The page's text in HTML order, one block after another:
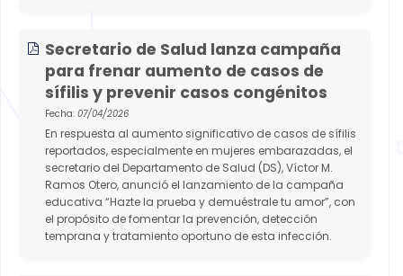
Secretario de Salud lanza campaña
para frenar aumento de casos de
sífilis y prevenir casos congénitos
Fecha: 07/04/2026
En respuesta al aumento significativo de casos de sífilis
reportados, especialmente en mujeres embarazadas, el
secretario del Departamento de Salud (DS), Víctor M.
Ramos Otero, anunció el lanzamiento de la campaña
educativa “Hazte la prueba y demuéstrale tu amor”, con
el propósito de fomentar la prevención, detección
temprana y tratamiento oportuno de esta infección.